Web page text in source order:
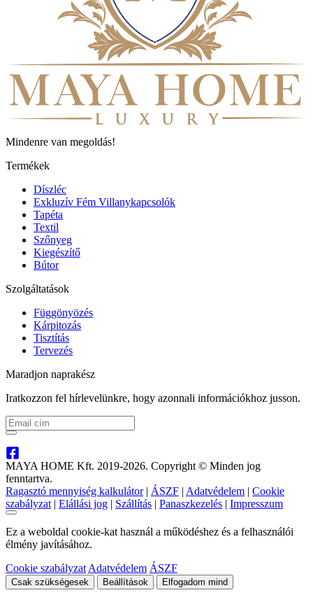
Mindenre van megoldás!
Termékek
Díszléc
Exkluzív Fém Villanykapcsolók
Tapéta
Textil
Szőnyeg
Kiegészítő
Bútor
Szolgáltatások
Függönyözés
Kárpitozás
Tisztítás
Tervezés
Maradjon naprakész
Iratkozzon fel hírlevelünkre, hogy azonnali információkhoz jusson.
MAYA HOME Kft. 2019-2026. Copyright © Minden jog
fenntartva.
Ragasztó mennyiség kalkulátor | ÁSZF | Adatvédelem | Cookie
szabályzat | Elállási jog | Szállítás | Panaszkezelés | Impresszum
Ez a weboldal cookie-kat használ a működéshez és a felhasználói
élmény javításához.
Cookie szabályzat Adatvédelem ÁSZF
Csak szükségesek Beállítások Elfogadom mind